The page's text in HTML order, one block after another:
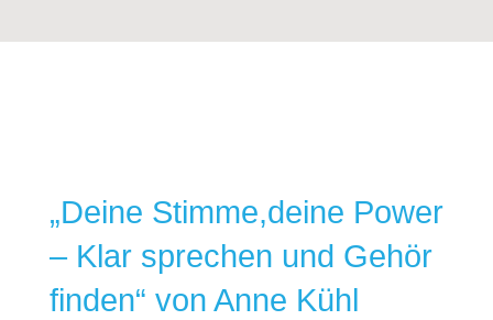
„Deine Stimme,deine Power
– Klar sprechen und Gehör
finden“ von Anne Kühl